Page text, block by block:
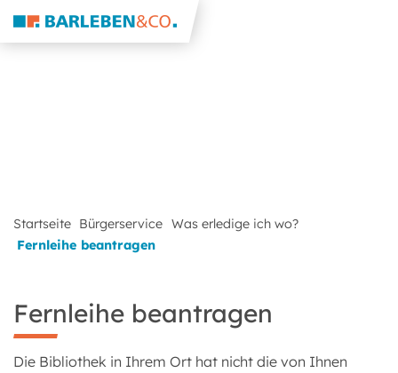
Startseite Bürgerservice Was erledige ich wo?
Fernleihe beantragen
Fernleihe beantragen
Die Bibliothek in Ihrem Ort hat nicht die von Ihnen